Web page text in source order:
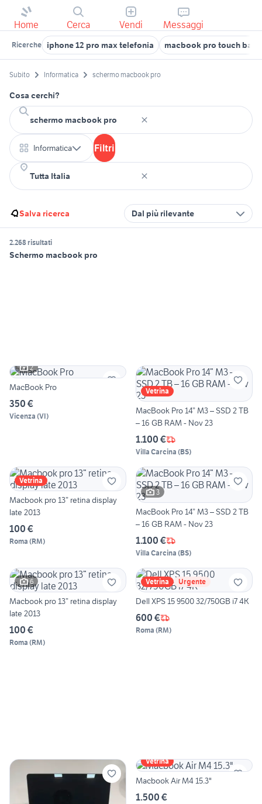
Home Cerca Vendi Messaggi
Ricerche iphone 12 pro max telefonia macbook pro touch bar
Subito Informatica schermo macbook pro
Cosa cerchi?
Informatica Filtri
Salva ricerca Dal più rilevante
2.268 risultati
Schermo macbook pro
2
MacBook Pro
350 €
Vicenza (VI)
Vetrina
MacBook Pro 14” M3 – SSD 2 TB
– 16 GB RAM - Nov 23
1.100 €
Villa Carcina (BS)
Vetrina
Macbook pro 13” retina display
late 2013
100 €
Roma (RM)
3
MacBook Pro 14” M3 – SSD 2 TB
– 16 GB RAM - Nov 23
1.100 €
Villa Carcina (BS)
6
Macbook pro 13” retina display
late 2013
100 €
Roma (RM)
Vetrina Urgente
Dell XPS 15 9500 32/750GB i7 4K
600 €
Roma (RM)
Vetrina
Macbook Air M4 15.3"
1.500 €